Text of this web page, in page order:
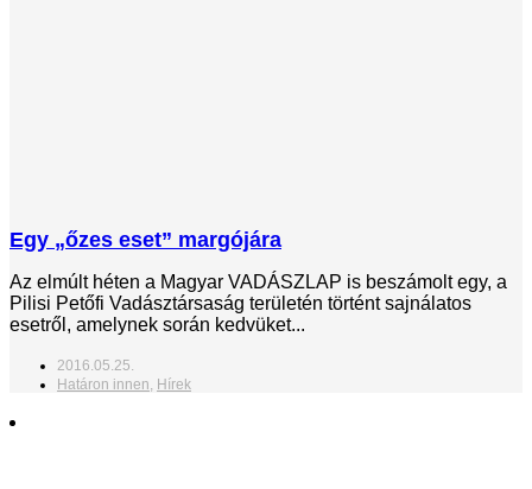
Egy „őzes eset” margójára
Az elmúlt héten a Magyar VADÁSZLAP is beszámolt egy, a
Pilisi Petőfi Vadásztársaság területén történt sajnálatos
esetről, amelynek során kedvüket...
2016.05.25.
Határon innen, Hírek